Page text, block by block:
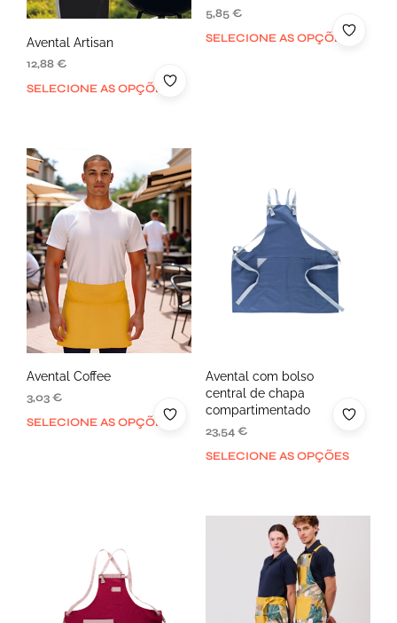
Avental Artisan
12,88€
SELECIONE AS OPÇÕES
5,85€
SELECIONE AS OPÇÕES
Avental Coffee
3,03€
SELECIONE AS OPÇÕES
Avental com bolso
central de chapa
compartimentado
23,54€
SELECIONE AS OPÇÕES